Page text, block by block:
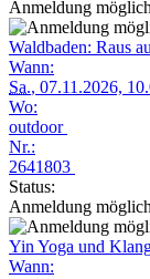
Anmeldung möglich
Waldbaden: Raus
Wann:
Sa., 07.11.2026,
Wo:
outdoor
Nr.:
2641803
Status:
Anmeldung möglich
Yin Yoga und
Wann: